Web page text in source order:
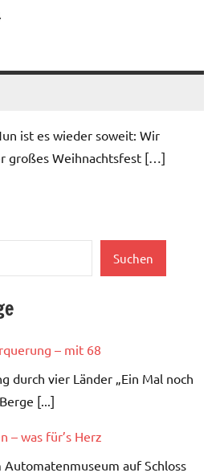
ist es wieder soweit: Wir
großes Weihnachtsfest […]
Suchen
– mit 68
durch vier Länder „Ein Mal noch
[...]
– was für’s Herz
Automatenmuseum auf Schloss